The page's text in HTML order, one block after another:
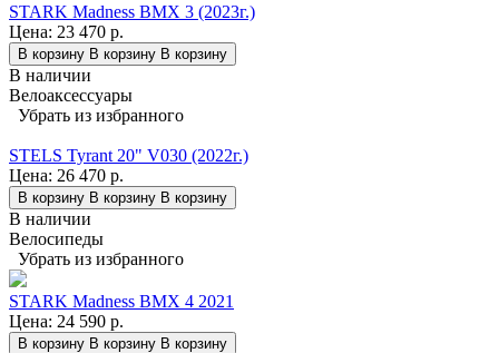
STARK Madness BMX 3 (2023г.)
Цена: 23 470 р.
В корзину В корзину В корзину
В наличии
Велоаксессуары
Убрать из избранного
STELS Tyrant 20" V030 (2022г.)
Цена: 26 470 р.
В корзину В корзину В корзину
В наличии
Велосипеды
Убрать из избранного
STARK Madness BMX 4 2021
Цена: 24 590 р.
В корзину В корзину В корзину